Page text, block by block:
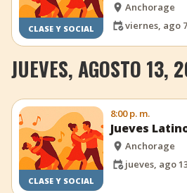
CLASE Y SOCIAL
Anchorage
viernes, ago
JUEVES, AGOSTO 13,
CLASE Y SOCIAL
8:00 p. m.
Jueves
Anchorage
jueves, ago